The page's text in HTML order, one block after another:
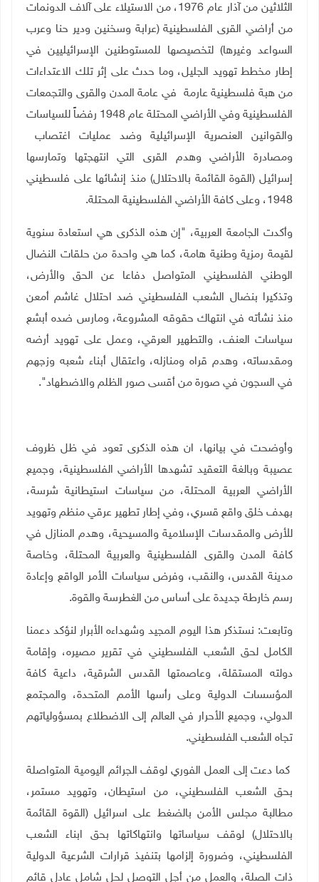
الثلاثين من آذار عام 1976، من الاستيلاء على آلاف الدونمات
من أراضي القرى الفلسطينية (عرابة وسخنين ودير حنا وعرب
السواعد وغيرها) لتخصيصها للمستوطنين الإسرائيليين في
إطار مخطط تهويد الجليل، وما حدث على إثر تلك الاعتداءات
من هبة فلسطينية عارمة في عامة المدن والقرى والتجمعات
الفلسطينية وفي الأراضي المحتلة عام 1948 رفضاً للسياسات
والقوانين العنصرية الإسرائيلية وضد عمليات اغتصاب
ومصادرة الأراضي وهدم القرى التي انتهجتها وتمارسها
إسرائيل (القوة القائمة بالاحتلال) منذ إنشائها على فلسطيني
1948، وعلى كافة الأراضي الفلسطينية المحتلة
.
وأكدت الجامعة العربية، "إن هذه الذكرى هي استعادة سنوية
لقيمة رمزية وطنية هامة، كما هي واحدة من حلقات النضال
الوطني الفلسطيني المتواصل دفاعا عن الحق والأرض،
وتذكيرا بنضال الشعب الفلسطيني ضد احتلال غاشم أمعن
منذ نشأته في انتهاك حقوقه المشروعة، ومارس ضده أبشع
سياسات العنف، والتطهير العرقي، وعمل على تهويد أرضه
ومقدساته، وهدم قراه ومنازله، واعتقال أبناء شعبه وزجهم
في السجون في صورة من أقسى صور الظلم والاضطهاد".
وأوضحت في بيانها، ان هذه الذكرى تعود في ظل ظروف
عصيبة وبالغة التعقيد تشهدها الأراضي الفلسطينية، وجميع
الأراضي العربية المحتلة، من سياسات استيطانية شرسة،
بهدف خلق واقع قسري، وفي إطار تطهير عرقي منظم وتهويد
للأرض والمقدسات الإسلامية والمسيحية، وهدم المنازل في
كافة المدن والقرى الفلسطينية والعربية المحتلة، وخاصة
مدينة القدس، والنقب، وفرض سياسات الأمر الواقع وإعادة
رسم خارطة جديدة على أساس من الغطرسة والقوة.
وتابعت: نستذكر هذا اليوم المجيد وشهداءه الأبرار لنؤكد دعمنا
الكامل لحق الشعب الفلسطيني في تقرير مصيره، وإقامة
دولته المستقلة، وعاصمتها القدس الشرقية، داعية كافة
المؤسسات الدولية وعلى رأسها الأمم المتحدة، والمجتمع
الدولي، وجميع الأحرار في العالم إلى الاضطلاع بمسؤولياتهم
تجاه الشعب الفلسطيني.
كما دعت إلى العمل الفوري لوقف الجرائم اليومية المتواصلة
بحق الشعب الفلسطيني، من استيطان، وتهويد مستمر،
مطالبة مجلس الأمن بالضغط على اسرائيل (القوة القائمة
بالاحتلال) لوقف سياساتها وانتهاكاتها بحق ابناء الشعب
الفلسطيني، وضرورة إلزامها بتنفيذ قرارات الشرعية الدولية
ذات الصلة، والعمل من أجل التوصل لحل شامل عادل قائم